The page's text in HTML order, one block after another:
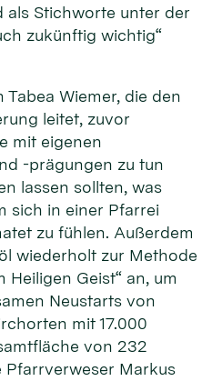
als Stichworte unter der
zukünftig wichtig“
Wiemer, die den
leitet, zuvor
mit eigenen
-prägungen zu tun
lassen sollten, was
sich in einer Pfarrei
zu fühlen. Außerdem
wiederholt zur Methode
Heiligen Geist“ an, um
Neustarts von
mit 17.000
von 232
Pfarrverweser Markus